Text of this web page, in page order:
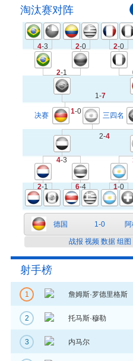
淘汰赛对阵
4-3 2-0 2-0
2-1
1-7
2-4
4-3
2-1 6-4 1-0
1-0
决赛 三四名
德国 1-0
战报 视频 数据 组图
射手榜
1 詹姆斯·罗德里格斯
2 托马斯·穆勒
3 内马尔